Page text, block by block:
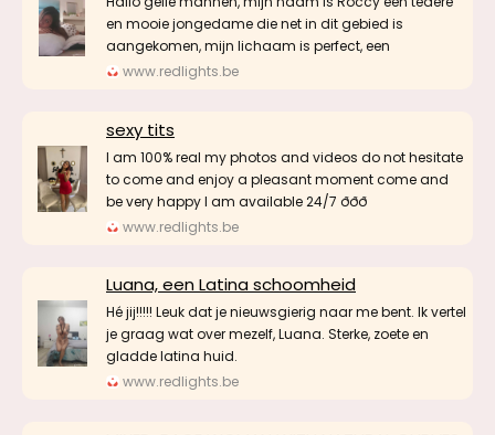
en mooie jongedame die net in dit gebied is
aangekomen, mijn lichaam is perfect, een
www.redlights.be
sexy tits
I am 100% real my photos and videos do not hesitate
to come and enjoy a pleasant moment come and
be very happy I am available 24/7 ððð
www.redlights.be
Luana, een Latina schoomheid
Hé jij!!!!! Leuk dat je nieuwsgierig naar me bent. Ik vertel
je graag wat over mezelf, Luana. Sterke, zoete en
gladde latina huid.
www.redlights.be